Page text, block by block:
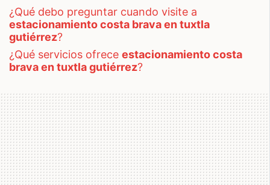
¿qué debo preguntar cuando visite a
estacionamiento costa brava en tuxtla
gutiérrez?
¿qué servicios ofrece estacionamiento costa
brava en tuxtla gutiérrez?